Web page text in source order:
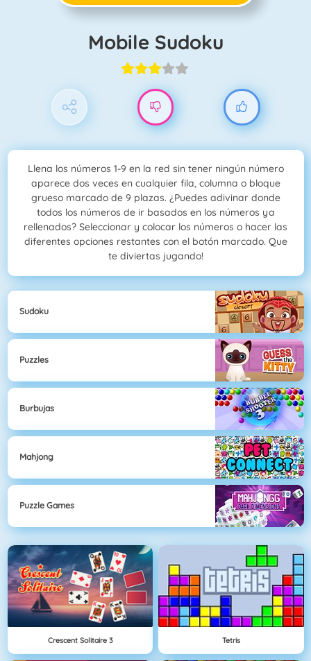
Mobile Sudoku
Llena los números 1-9 en la red sin tener ningún número
aparece dos veces en cualquier fila, columna o bloque
grueso marcado de 9 plazas. ¿Puedes adivinar donde
todos los números de ir basados en los números ya
rellenados? Seleccionar y colocar los números o hacer las
diferentes opciones restantes con el botón marcado. Que
te diviertas jugando!
Sudoku
Puzzles
Burbujas
Mahjong
Puzzle Games
Crescent Solitaire 3 Tetris